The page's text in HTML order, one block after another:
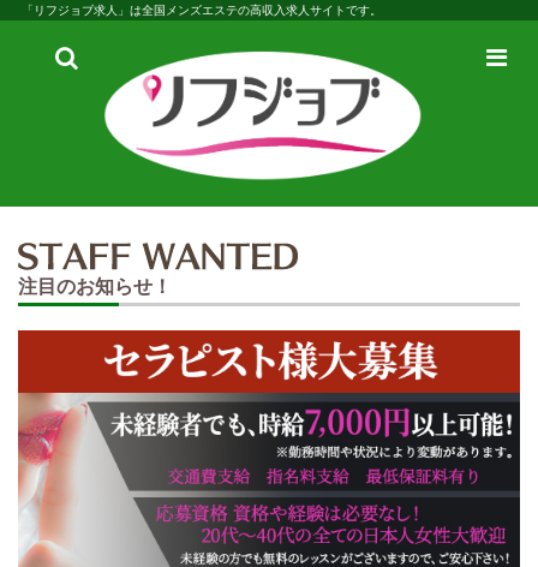
「リフジョブ求人」は全国メンズエステの高収入求人サイトです。
検
メ
注目のお知らせ！